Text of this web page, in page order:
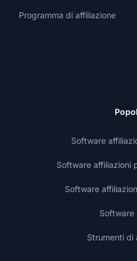
Programma di affiliazione
Software
Software affiliazioni
Software
Software
Strumenti di